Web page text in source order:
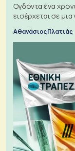
Ογδόντα ένα
εισέρχεται σε
Αθανάσιος Πλατιάς